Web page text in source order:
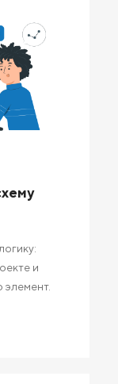
и
элемент.